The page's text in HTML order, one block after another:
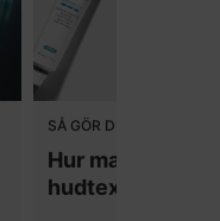
SÅ GÖR DU
Hur man
hudtexturen